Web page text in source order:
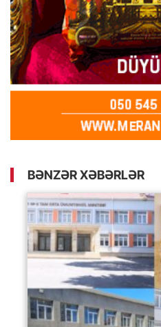
BƏNZƏR XƏBƏRLƏR